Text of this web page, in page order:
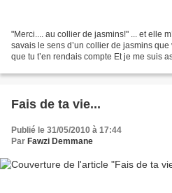
"Merci.... au collier de jasmins!" ... et elle
savais le sens d’un collier de jasmins
que tu t’en rendais compte Et je me suis
Fais de ta vie...
Publié le 31/05/2010 à 17:44
Par Fawzi Demmane